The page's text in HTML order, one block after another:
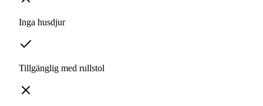
Inga husdjur
Tillgänglig med rullstol